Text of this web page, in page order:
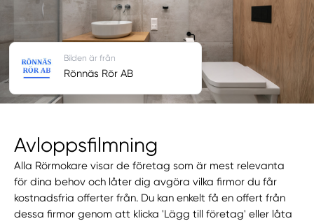
Avloppsfilmning
Alla Rörmokare visar de företag som är mest relevanta
för dina behov och låter dig avgöra vilka firmor du får
kostnadsfria offerter från. Du kan enkelt få en offert från
dessa firmor genom att klicka 'Lägg till företag' eller låta
Bilden är från
Rönnäs Rör AB